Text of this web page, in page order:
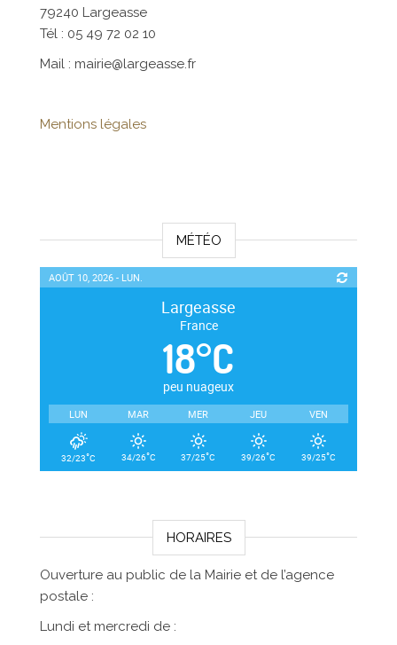
79240 Largeasse
Tél : 05 49 72 02 10
Mail : mairie@largeasse.fr
Mentions légales
MÉTÉO
AOÛT 10, 2026 - LUN.
Largeasse
France
18°C
peu nuageux
LUN MAR MER JEU VEN
32/23°C 34/26°C 37/25°C 39/26°C 39/25°C
HORAIRES
Ouverture au public de la Mairie et de l’agence
postale :
Lundi et mercredi de :